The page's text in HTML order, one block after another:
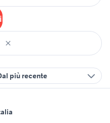
più recente